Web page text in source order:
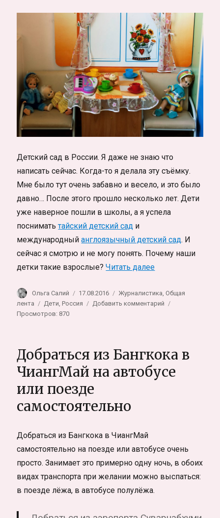
Детский сад в России. Я даже не знаю что
написать сейчас. Когда-то я делала эту съёмку.
Мне было тут очень забавно и весело, и это было
давно… После этого прошло несколько лет. Дети
уже наверное пошли в школы, а я успела
посниматьтайский детский сад и
международныйанглоязычный детский сад. И
сейчас я смотрю и не могу понять. Почему наши
детки такие взрослые?Читать далее«Детский сад в
Автор
Ольга Салий Опубликовано
17.08.2016 Рубрики
Журналистика ,Общая
лента
Метки
Дети ,Россия Добавить комментарий
России.
Просмотров: 870
Добраться из Бангкока в
ЧиангМай на автобусе
или поезде
самостоятельно
Добраться из Бангкока в ЧиангМай
самостоятельно на поезде или автобусе очень
просто. Занимает это примерно одну ночь, в обоих
видах транспорта при желании можно выспаться:
в поезде лёжа, в автобусе полулёжа.